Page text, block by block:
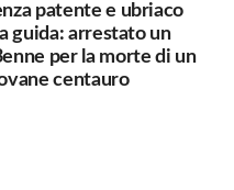
patente e ubriaco
guida: arrestato un
per la morte di un
centauro